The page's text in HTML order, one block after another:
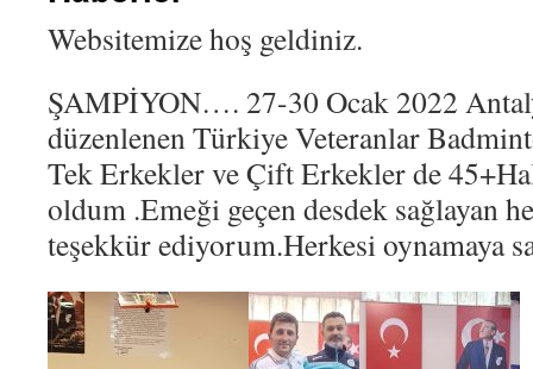
Websitemize hoş geldiniz.
ŞAMPİYON…. 27-30 Ocak 2022
düzenlenen Türkiye Veteranlar
Tek Erkekler ve Çift Erkekler de
oldum .Emeği geçen desdek sağlayan
teşekkür ediyorum.Herkesi oynamaya